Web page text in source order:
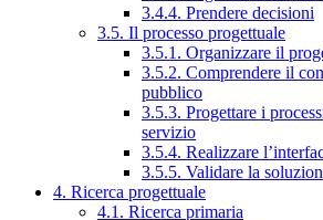
3.4.4. Prendere decisioni
3.5. Il processo progettuale
3.5.1. Organizzare il
3.5.2. Comprendere il
pubblico
3.5.3. Progettare i
servizio
3.5.4. Realizzare
3.5.5. Validare la
4. Ricerca progettuale
4.1. Ricerca primaria